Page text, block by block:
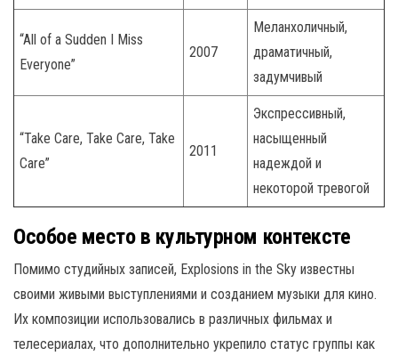
“All of a Sudden I Miss
Everyone”
2007
Меланхоличный,
драматичный,
задумчивый
“Take Care, Take Care, Take
Care”
2011
Экспрессивный,
насыщенный
надеждой и
некоторой тревогой
Особое место в культурном контексте
Помимо студийных записей, Explosions in the Sky известны
своими живыми выступлениями и созданием музыки для кино.
Их композиции использовались в различных фильмах и
телесериалах, что дополнительно укрепило статус группы как